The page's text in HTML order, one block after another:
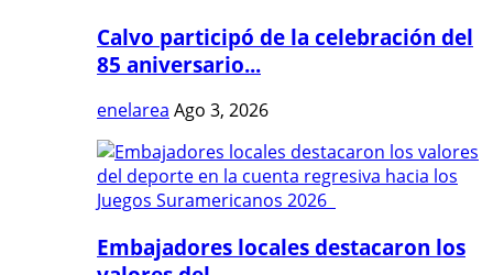
Calvo participó de la celebración del
85 aniversario...
enelarea Ago 3, 2026
Embajadores locales destacaron los